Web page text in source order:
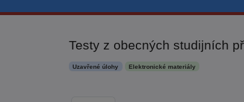
Testy z obecných studijních
Uzavřené úlohy Elektronické materiály